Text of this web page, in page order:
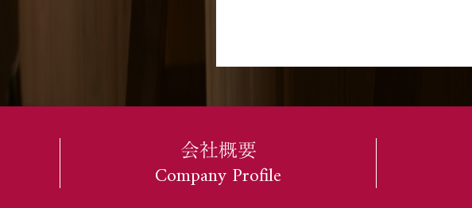
会社概要
Company Profile